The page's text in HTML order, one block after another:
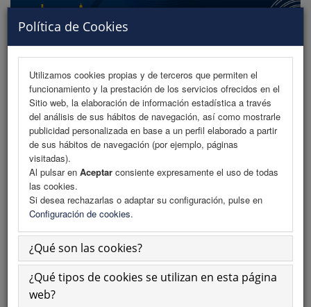
Política de Cookies
Utilizamos cookies propias y de terceros que permiten el
funcionamiento y la prestación de los servicios ofrecidos en el
Sitio web, la elaboración de información estadística a través
del análisis de sus hábitos de navegación, así como mostrarle
publicidad personalizada en base a un perfil elaborado a partir
de sus hábitos de navegación (por ejemplo, páginas
visitadas).
Al pulsar en Aceptar consiente expresamente el uso de todas
las cookies.
Si desea rechazarlas o adaptar su configuración, pulse en
Configuración de cookies.
¿Qué son las cookies?
¿Qué tipos de cookies se utilizan en esta página
web?
MENU
Comité Organizador
Comité Científico
Comité Organizador
Raúl Ferrer Peña
Vocal